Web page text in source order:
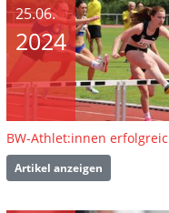
25.06.
2024
Artikel anzeigen